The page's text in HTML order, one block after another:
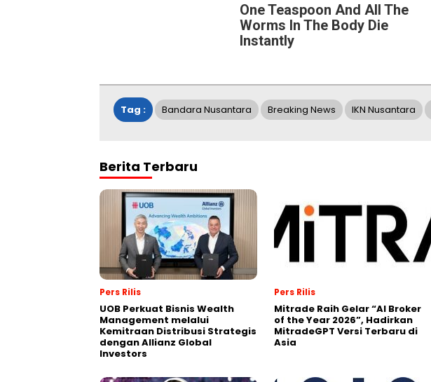
One Teaspoon And All The
Worms In The Body Die
Instantly
Tag : Bandara Nusantara Breaking News IKN Nusantara
Berita Terbaru
Pers Rilis
UOB Perkuat Bisnis Wealth
Management melalui
Kemitraan Distribusi Strategis
dengan Allianz Global
Investors
Pers Rilis
Mitrade Raih Gelar “AI Broker
of the Year 2026”, Hadirkan
MitradeGPT Versi Terbaru di
Asia